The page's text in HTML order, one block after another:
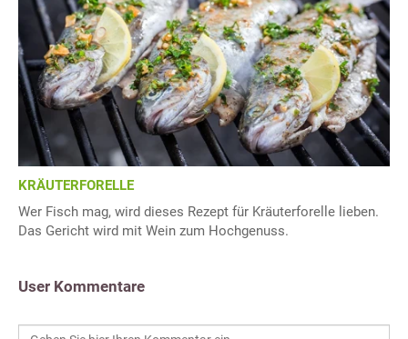
KRÄUTERFORELLE
Wer Fisch mag, wird dieses Rezept für Kräuterforelle lieben.
Das Gericht wird mit Wein zum Hochgenuss.
User Kommentare